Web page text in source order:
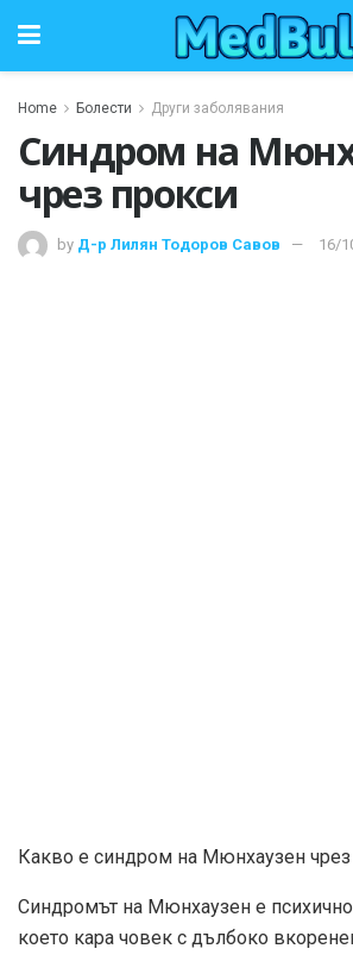
Home Болести Други заболявания
Синдром на
чрез прокси
by Д-р Лилян Тодоров Савов 16/
Какво е синдром на Мюнхаузен чрез
Синдромът на Мюнхаузен е психично
което кара човек с дълбоко